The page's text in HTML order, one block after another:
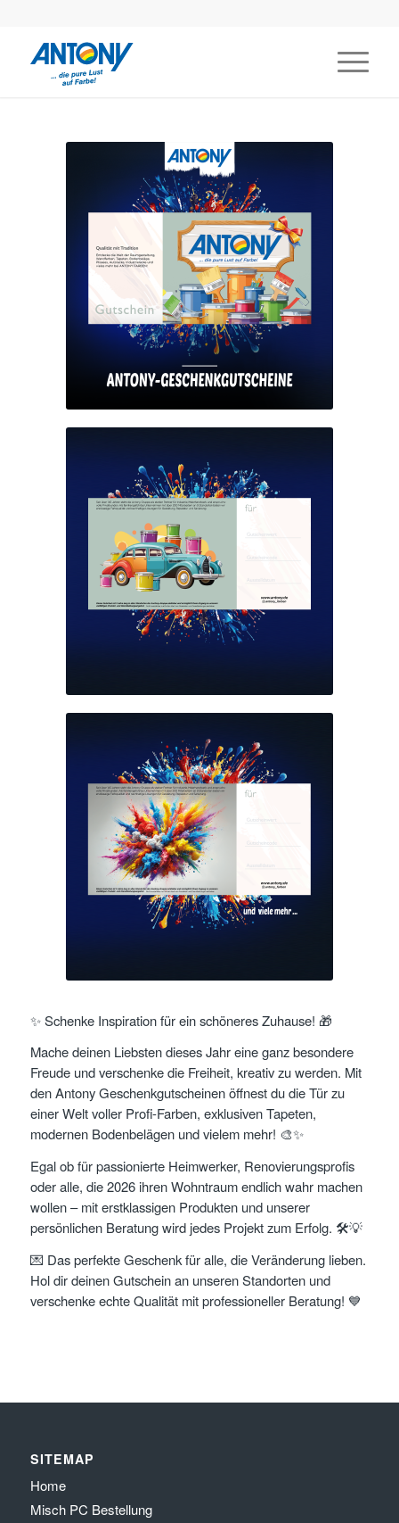
✨ Schenke Inspiration für ein schöneres Zuhause! 🎁
​Mache deinen Liebsten dieses Jahr eine ganz besondere
Freude und verschenke die Freiheit, kreativ zu werden. Mit
den Antony Geschenkgutscheinen öffnest du die Tür zu
einer Welt voller Profi-Farben, exklusiven Tapeten,
modernen Bodenbelägen und vielem mehr! 🎨✨
​Egal ob für passionierte Heimwerker, Renovierungsprofis
oder alle, die 2026 ihren Wohntraum endlich wahr machen
wollen – mit erstklassigen Produkten und unserer
persönlichen Beratung wird jedes Projekt zum Erfolg. 🛠️💡
​💌 Das perfekte Geschenk für alle, die Veränderung lieben.
​Hol dir deinen Gutschein an unseren Standorten und
verschenke echte Qualität mit professioneller Beratung! 💙
SITEMAP
Home
Misch PC Bestellung